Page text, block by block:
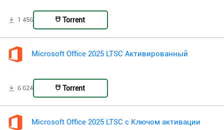
1 456 Torrent
Microsoft Office 2025 LTSC Активированный
6 624 Torrent
Microsoft Office 2025 LTSC с Ключом активации